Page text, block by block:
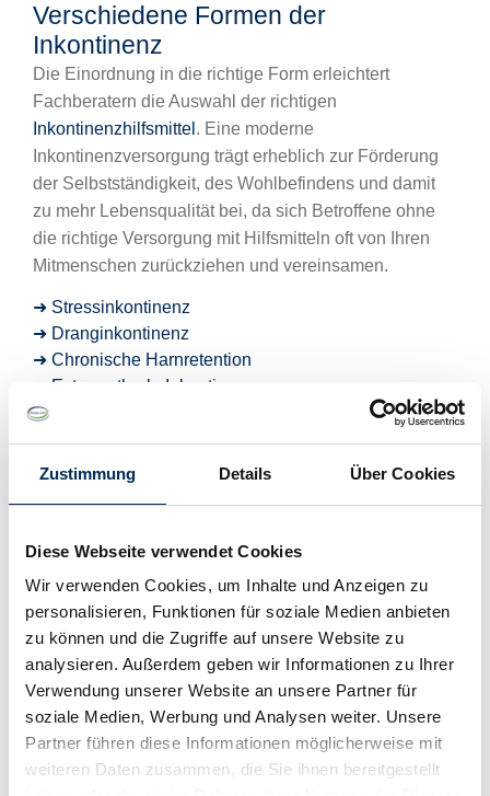
Zustimmung Details Über Cookies
Diese Webseite verwendet Cookies
Wir verwenden Cookies, um Inhalte und Anzeigen zu
personalisieren, Funktionen für soziale Medien anbieten
zu können und die Zugriffe auf unsere Website zu
analysieren. Außerdem geben wir Informationen zu Ihrer
Verwendung unserer Website an unsere Partner für
soziale Medien, Werbung und Analysen weiter. Unsere
Partner führen diese Informationen möglicherweise mit
weiteren Daten zusammen, die Sie ihnen bereitgestellt
Verschiedene Formen der
Inkontinenz
Die Einordnung in die richtige Form erleichtert
Fachberatern die Auswahl der richtigen
Inkontinenzhilfsmittel . Eine moderne
Inkontinenzversorgung trägt erheblich zur Förderung
der Selbstständigkeit, des Wohlbefindens und damit
zu mehr Lebensqualität bei, da sich Betroffene ohne
die richtige Versorgung mit Hilfsmitteln oft von Ihren
Mitmenschen zurückziehen und vereinsamen.
➜ Stressinkontinenz
➜ Dranginkontinenz
➜ Chronische Harnretention
➜ Extraurethrale Inkontinenz
➜ Stuhlinkontinenz
➜ Unkategorisierbare Inkontinenz
Stressinkontinenz /
Belastungsinkontinenz
bei körperlicher Anstrengung oder plötzlichen
Bewegungen auftritt, welche den Druck im Bauchraum
erhöhen. Typische Auslöser sind Husten, Niesen,
Lachen oder das Heben schwerer Gegenstände. Bei
dieser Form der Inkontinenz kann der Schließmuskel
der Harnblase den erhöhten Druck nicht halten, was
zu ungewolltem Urinverlust führt.